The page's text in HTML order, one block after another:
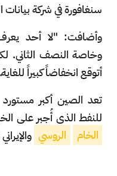
سنغافورة في شركة
وأضافت: "لا أحد يعرف
وخاصة النصف الثاني.
أتوقع انخفاضاً كبيراً
تعد الصين أكبر مستورد
للنفط الذي أُجبر على
الخام
الروسي